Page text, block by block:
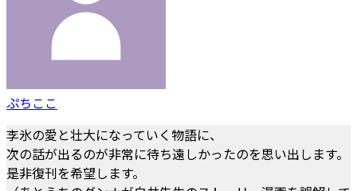
ぷちここ
李氷の愛と壮大になっていく物語に、
次の話が出るのが非常に待ち遠しかったのを思い出します。
是非復刊を希望します。